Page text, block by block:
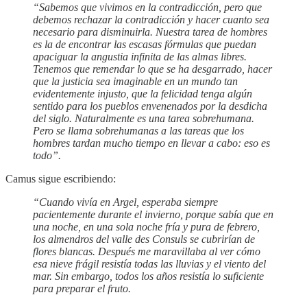
“Sabemos que vivimos en la contradicción, pero que
debemos rechazar la contradicción y hacer cuanto sea
necesario para disminuirla. Nuestra tarea de hombres
es la de encontrar las escasas fórmulas que puedan
apaciguar la angustia infinita de las almas libres.
Tenemos que remendar lo que se ha desgarrado, hacer
que la justicia sea imaginable en un mundo tan
evidentemente injusto, que la felicidad tenga algún
sentido para los pueblos envenenados por la desdicha
del siglo. Naturalmente es una tarea sobrehumana.
Pero se llama sobrehumanas a las tareas que los
hombres tardan mucho tiempo en llevar a cabo: eso es
todo”.
Camus sigue escribiendo:
“Cuando vivía en Argel, esperaba siempre
pacientemente durante el invierno, porque sabía que en
una noche, en una sola noche fría y pura de febrero,
los almendros del valle des Consuls se cubrirían de
flores blancas. Después me maravillaba al ver cómo
esa nieve frágil resistía todas las lluvias y el viento del
mar. Sin embargo, todos los años resistía lo suficiente
para preparar el fruto.